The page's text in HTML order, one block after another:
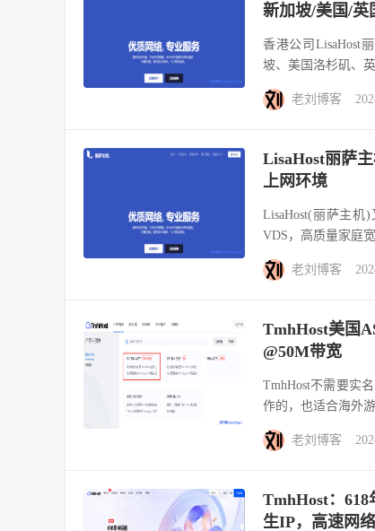
新加坡/美国/英
香港公司LisaHost
坡、美国洛杉矶、
老刘博客
LisaHost丽萨
上网环境
LisaHost(丽萨主机
VDS，高质量家庭
老刘博客
TmhHost美国
@50M带宽
TmhHost不需要实
作的，也适合海外
老刘博客
TmhHost：
生IP，高速网